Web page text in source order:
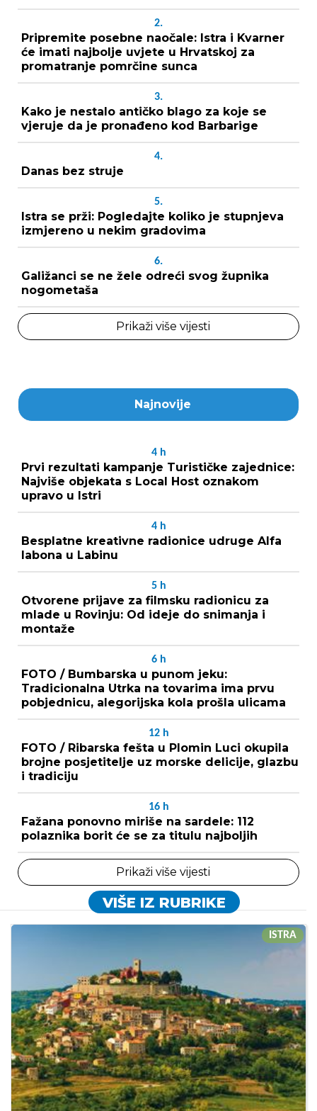
2.
Pripremite posebne naočale: Istra i Kvarner
će imati najbolje uvjete u Hrvatskoj za
promatranje pomrčine sunca
3.
Kako je nestalo antičko blago za koje se
vjeruje da je pronađeno kod Barbarige
4.
Danas bez struje
5.
Istra se prži: Pogledajte koliko je stupnjeva
izmjereno u nekim gradovima
6.
Galižanci se ne žele odreći svog župnika
nogometaša
Prikaži više vijesti
Najnovije
4 h
Prvi rezultati kampanje Turističke zajednice:
Najviše objekata s Local Host oznakom
upravo u Istri
4 h
Besplatne kreativne radionice udruge Alfa
labona u Labinu
5 h
Otvorene prijave za filmsku radionicu za
mlade u Rovinju: Od ideje do snimanja i
montaže
6 h
FOTO / Bumbarska u punom jeku:
Tradicionalna Utrka na tovarima ima prvu
pobjednicu, alegorijska kola prošla ulicama
12 h
FOTO / Ribarska fešta u Plomin Luci okupila
brojne posjetitelje uz morske delicije, glazbu
i tradiciju
16 h
Fažana ponovno miriše na sardele: 112
polaznika borit će se za titulu najboljih
Prikaži više vijesti
VIŠE IZ RUBRIKE
ISTRA